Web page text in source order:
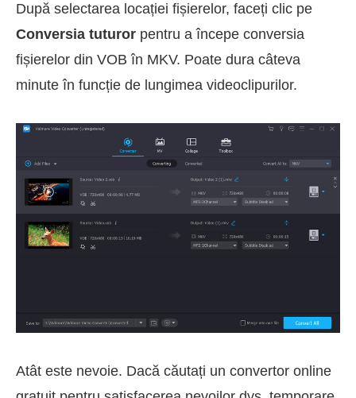
După selectarea locației fișierelor, faceți clic pe
Conversia tuturor pentru a începe conversia
fișierelor din VOB în MKV. Poate dura câteva
minute în funcție de lungimea videoclipurilor.
Atât este nevoie. Dacă căutați un convertor online